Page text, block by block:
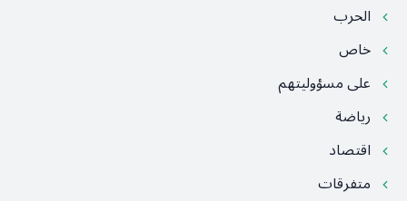
الحرب
خاص
على مسؤوليتهم
رياضة
اقتصاد
متفرقات